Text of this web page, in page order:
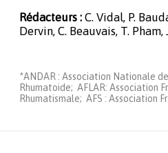
Rédacteurs : C. Vidal, P.
Dervin, C. Beauvais, T. Pham,
*ANDAR : Association Nationale
Rhumatoide; AFLAR: Association
Rhumatismale; AFS : Association